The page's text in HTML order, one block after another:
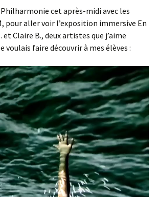
cet après-midi avec les
pour aller voir l’exposition immersive En
et Claire B., deux artistes que j’aime
voulais faire découvrir à mes élèves :